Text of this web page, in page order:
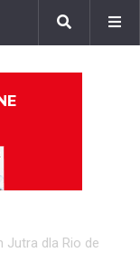
Jutra dla Rio de